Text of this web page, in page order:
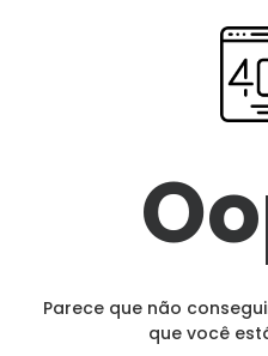
Parece que não
que você